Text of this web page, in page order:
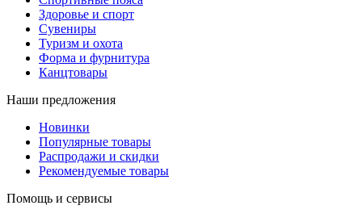
Здоровье и спорт
Сувениры
Туризм и охота
Форма и фурнитура
Канцтовары
Наши предложения
Новинки
Популярные товары
Распродажи и скидки
Рекомендуемые товары
Помощь и сервисы